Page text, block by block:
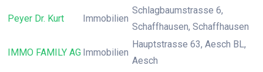
Peyer Dr. Kurt Immobilien
Schlagbaumstrasse 6,
Schaffhausen, Schaffhausen
IMMO FAMILY AG Immobilien
Hauptstrasse 63, Aesch BL,
Aesch